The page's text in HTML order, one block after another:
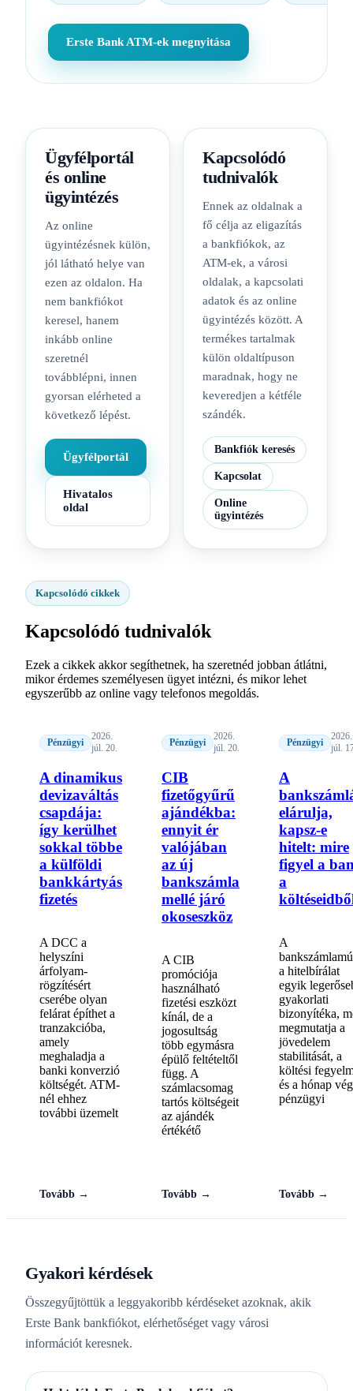
Erste Bank ATM-ek megnyitása
Ügyfélportál
és online
ügyintézés
Az online
ügyintézésnek külön,
jól látható helye van
ezen az oldalon. Ha
nem bankfiókot
keresel, hanem
inkább online
szeretnél
továbblépni, innen
gyorsan elérheted a
következő lépést.
Ügyfélportál
Hivatalos
oldal
Kapcsolódó
tudnivalók
Ennek az oldalnak a
fő célja az eligazítás
a bankfiókok, az
ATM-ek, a városi
oldalak, a kapcsolati
adatok és az online
ügyintézés között. A
termékes tartalmak
külön oldaltípuson
maradnak, hogy ne
keveredjen a kétféle
szándék.
Bankfiók keresés
Kapcsolat
Online
ügyintézés
Kapcsolódó cikkek
Kapcsolódó tudnivalók
Ezek a cikkek akkor segíthetnek, ha szeretnéd jobban átlátni,
mikor érdemes személyesen ügyet intézni, és mikor lehet
egyszerűbb az online vagy telefonos megoldás.
Pénzügyi
2026.
júl. 20.
A dinamikus
devizaváltás
csapdája:
így kerülhet
sokkal többe
a külföldi
bankkártyás
fizetés
A DCC a
helyszíni
árfolyam-
rögzítésért
cserébe olyan
felárat építhet a
tranzakcióba,
amely
meghaladja a
banki konverzió
költségét. ATM-
nél ehhez
további üzemelt
Tovább →
Pénzügyi
2026.
júl. 20.
CIB
fizetőgyűrű
ajándékba:
ennyit ér
valójában
az új
bankszámla
mellé járó
okoseszköz
A CIB
promóciója
használható
fizetési eszközt
kínál, de a
jogosultság
több egymásra
épülő feltételtől
függ. A
számlacsomag
tartós költségeit
az ajándék
értékétő
Tovább →
Pénzügyi
2026.
júl.
A
elárulja,
kapsz-e
hitelt: mire
figyel a
a
A
a hitelbírálat
egyik
gyakorlati
bizonyítéka,
megmutatja a
jövedelem
stabilitását, a
költési
és a hónap
pénzügyi
Tovább →
Gyakori kérdések
Összegyűjtöttük a leggyakoribb kérdéseket azoknak, akik
Erste Bank bankfiókot, elérhetőséget vagy városi
információt keresnek.